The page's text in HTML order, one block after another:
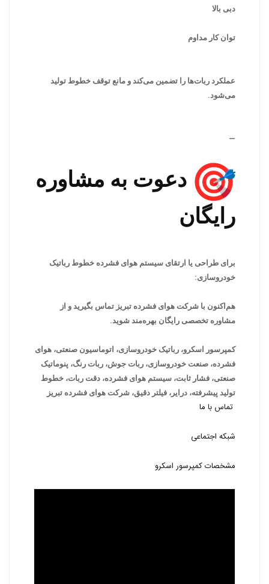
دبی بالا
توان کار مداوم
عملکرد ربات‌ها را تضمین می‌کند و مانع توقف خطوط تولید
می‌شود.
—
دعوت به مشاوره
رایگان
برای طراحی یا ارتقای سیستم هوای فشرده خطوط رباتیک
خودروسازی:
هم‌اکنون با شرکت هوای فشرده تبریز تماس بگیرید و از
مشاوره تخصصی رایگان بهره‌مند شوید.
کمپرسور اسکرو، رباتیک خودروسازی، اتوماسیون صنعتی، هوای
فشرده، صنعت خودروسازی، ربات جوش، ربات رنگ، پنوماتیک
صنعتی، فشار ثابت، سیستم هوای فشرده، دقت ربات، خطوط
تولید پیشرفته، درایر، فیلتر دقیق، شرکت هوای فشرده تبریز
تماس با ما
شبکه اجتماعی
مشخصات کمپرسور اسکرو